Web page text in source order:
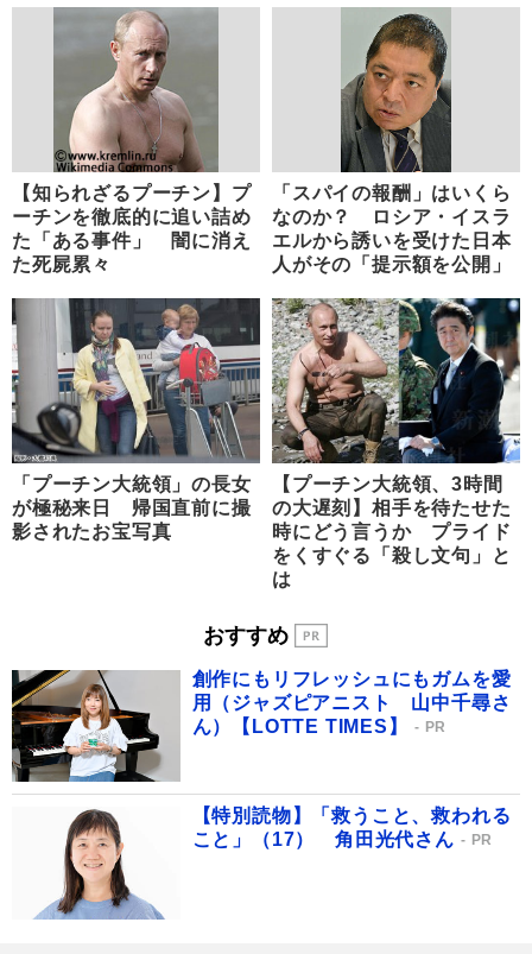
【知られざるプーチン】プ
ーチンを徹底的に追い詰め
た「ある事件」 闇に消え
た死屍累々
「スパイの報酬」はいくら
なのか？ ロシア・イスラ
エルから誘いを受けた日本
人がその「提示額を公開」
「プーチン大統領」の長女
が極秘来日 帰国直前に撮
影されたお宝写真
【プーチン大統領、3時間
の大遅刻】相手を待たせた
時にどう言うか プライド
をくすぐる「殺し文句」と
は
おすすめ
創作にもリフレッシュにもガムを愛
用（ジャズピアニスト 山中千尋さ
ん）【LOTTE TIMES】
PR
【特別読物】「救うこと、救われる
こと」（17） 角田光代さん
PR